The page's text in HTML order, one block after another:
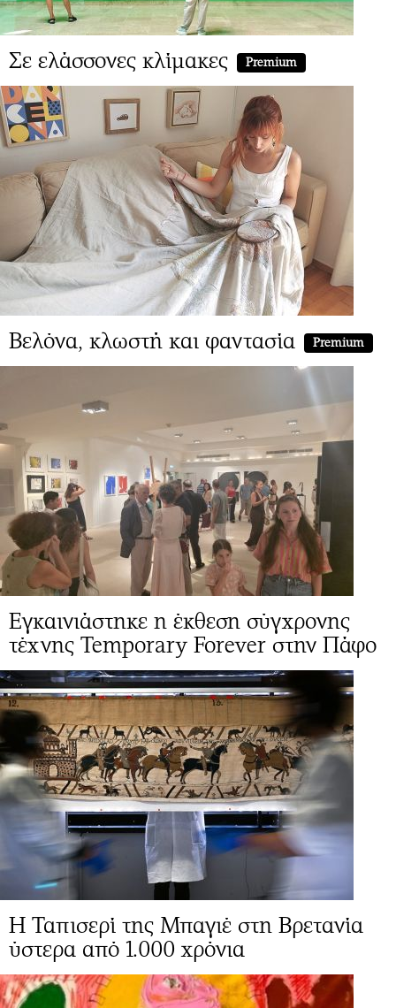
Σε ελάσσονες κλίμακες Premium
Βελόνα, κλωστή και φαντασία Premium
Εγκαινιάστηκε η έκθεση σύγχρονης
τέχνης Temporary Forever στην Πάφο
Η Ταπισερί της Μπαγιέ στη Βρετανία
ύστερα από 1.000 χρόνια